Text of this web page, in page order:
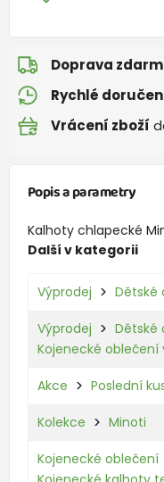
Doprava
Rychlé
Vrácení zboží
Popis a parametry
Kalhoty chlapecké
Další v kategorii
Výprodej Dětské
Výprodej
Dětské
Kojenecké oblečení
Akce Poslední
Kolekce Minoti
Kojenecké oblečení